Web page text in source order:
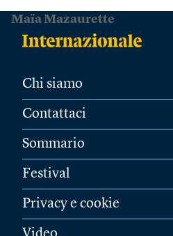
Maïa Mazaurette
Chi siamo
Contattaci
Sommario
Festival
Privacy e cookie